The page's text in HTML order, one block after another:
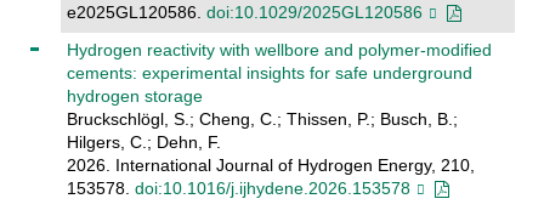
e2025GL120586. doi:10.1029/2025GL120586
Hydrogen reactivity with wellbore and polymer-modified
cements: experimental insights for safe underground
hydrogen storage
Bruckschlögl, S.; Cheng, C.; Thissen, P.; Busch, B.;
Hilgers, C.; Dehn, F.
2026. International Journal of Hydrogen Energy, 210,
153578. doi:10.1016/j.ijhydene.2026.153578